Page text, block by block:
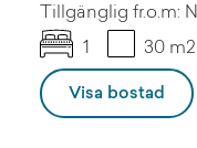
Tillgänglig fr.o.m:
1
30 m2
Visa bostad